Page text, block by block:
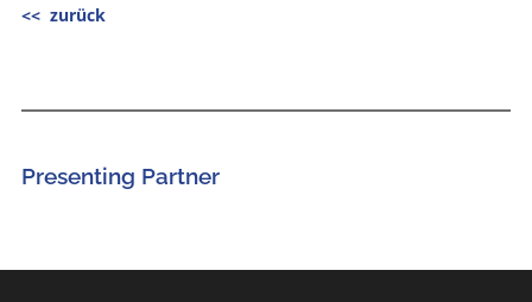
<< zurück
Presenting Partner